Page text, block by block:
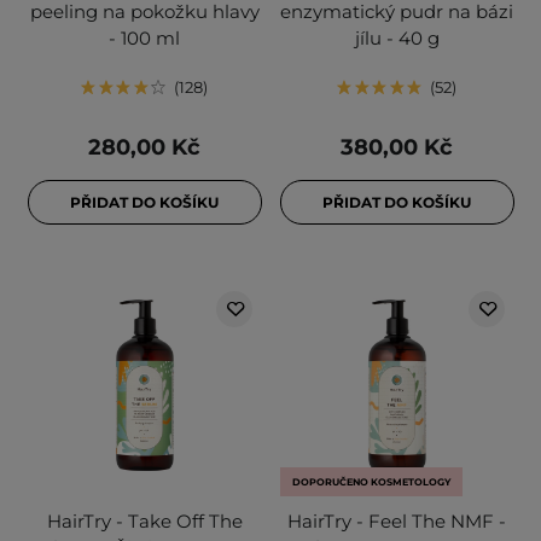
peeling na pokožku hlavy
- 100 ml
128
280,00 Kč
PŘIDAT DO KOŠÍKU
enzymatický pudr na bázi
jílu - 40 g
52
380,00 Kč
PŘIDAT DO KOŠÍKU
HairTry - Take Off The
DOPORUČENO KOSMETOLOGY
HairTry - Feel The NMF -